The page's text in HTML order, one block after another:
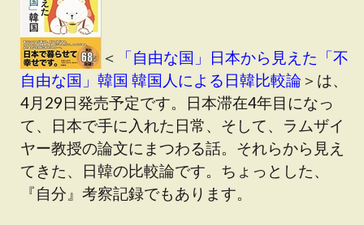
＜
「自由な国」日本から見えた「不
自由な国」韓国 韓国人による日韓比較論 ＞は、
4月29日発売予定です。日本滞在4年目になっ
て、日本で手に入れた日常、そして、ラムザイ
ヤー教授の論文にまつわる話。それらから見え
てきた、日韓の比較論です。ちょっとした、
『自分』考察記録でもあります。